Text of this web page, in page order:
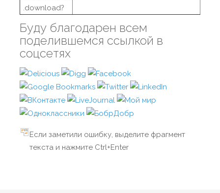
.download?
Буду благодарен всем
поделившемся ссылкой в
соцсетях
Если заметили ошибку, выделите фрагмент
текста и нажмите Ctrl+Enter